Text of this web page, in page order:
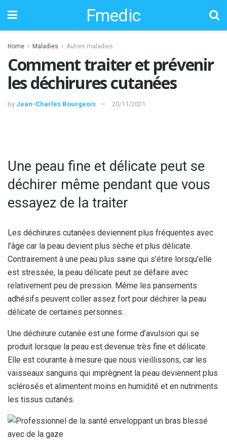
Fmedic
Home Maladies Autres maladies
Comment traiter et prévenir
les déchirures cutanées
by Jean-Charles Bourgeois 20/11/2021
Une peau fine et délicate peut se
déchirer même pendant que vous
essayez de la traiter
Les déchirures cutanées deviennent plus fréquentes avec
l’âge car la peau devient plus sèche et plus délicate.
Contrairement à une peau plus saine qui s’étire lorsqu’elle
est stressée, la peau délicate peut se défaire avec
relativement peu de pression. Même les pansements
adhésifs peuvent coller assez fort pour déchirer la peau
délicate de certaines personnes.
Une déchirure cutanée est une forme d’avulsion qui se
produit lorsque la peau est devenue très fine et délicate.
Elle est courante à mesure que nous vieillissons, car les
vaisseaux sanguins qui imprègnent la peau deviennent plus
sclérosés et alimentent moins en humidité et en nutriments
les tissus cutanés.